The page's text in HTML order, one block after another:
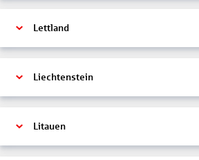
Lettland
Liechtenstein
Litauen